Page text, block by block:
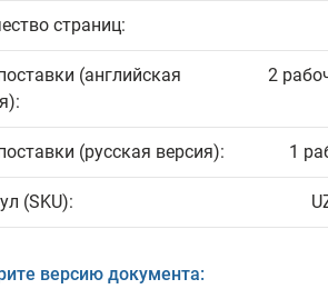
страниц:
(английская
2
(русская версия): 1
(SKU):
версию документа: